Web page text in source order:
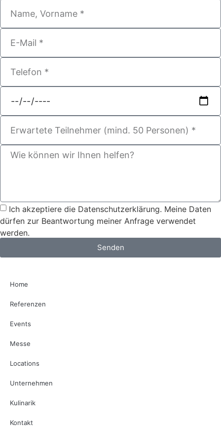
Ich akzeptiere die Datenschutzerklärung. Meine Daten
dürfen zur Beantwortung meiner Anfrage verwendet
werden.
Senden
Home
Referenzen
Events
Messe
Locations
Unternehmen
Kulinarik
Kontakt